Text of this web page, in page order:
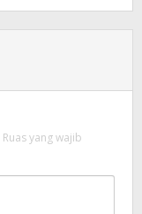
Ruas yang wajib